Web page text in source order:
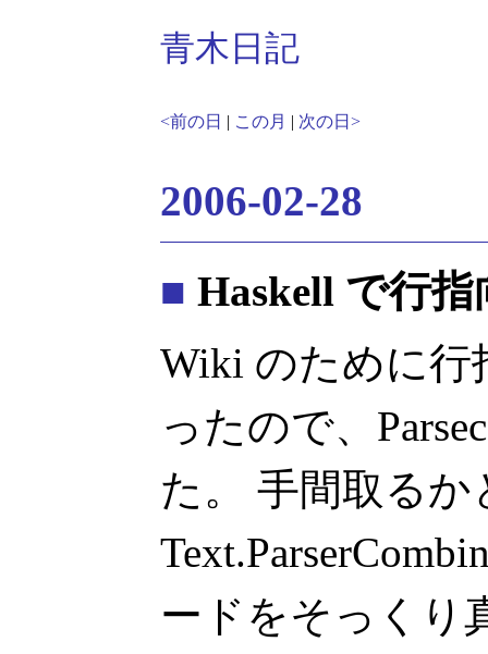
青木日記
<前の日 | この月 | 次の日>
2006-02-28
■ Haskell で行
Wiki のために行
ったので、
た。 手間取るか
ードをそっくり